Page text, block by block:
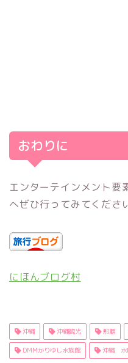
おわりに
エンターテインメント要
へぜひ行ってみてくださ
にほんブログ村
沖縄 沖縄観光 那覇
DMMかりゆし水族館 沖縄 水